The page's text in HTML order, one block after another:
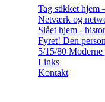
Tag stikket hjem
Netværk og
Slået hjem -
Fyret! Den
5/15/80
Links
Kontakt